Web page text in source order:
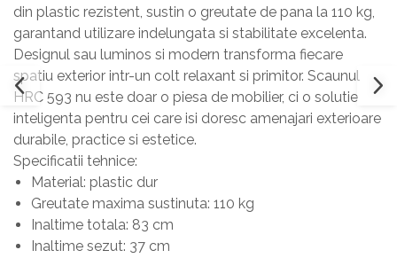
din plastic rezistent, sustin o greutate de pana la 110 kg,
garantand utilizare indelungata si stabilitate excelenta.
Designul sau luminos si modern transforma fiecare
spatiu exterior intr-un colt relaxant si primitor. Scaunul
HRC 593 nu este doar o piesa de mobilier, ci o solutie
inteligenta pentru cei care isi doresc amenajari exterioare
durabile, practice si estetice.
Specificatii tehnice:
Material: plastic dur
Greutate maxima sustinuta: 110 kg
Inaltime totala: 83 cm
Inaltime sezut: 37 cm